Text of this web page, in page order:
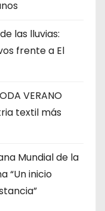
las lluvias:
frente a El
VERANO
textil más
Mundial de la
“Un inicio